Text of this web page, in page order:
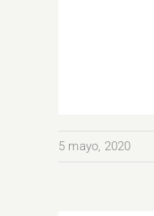
5 mayo, 2020